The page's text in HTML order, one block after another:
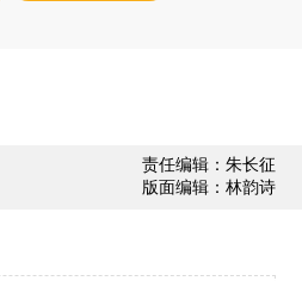
责任编辑：朱长征
版面编辑：林韵诗